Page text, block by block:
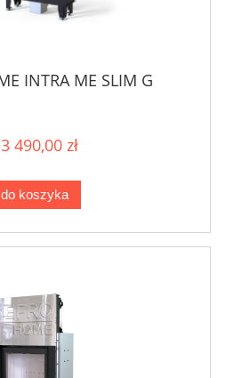
INTRA ME SLIM G
490,00 zł
do koszyka